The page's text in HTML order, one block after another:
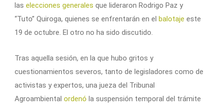
las elecciones generales que lideraron Rodrigo Paz y
“Tuto” Quiroga, quienes se enfrentarán en el balotaje este
19 de octubre. El otro no ha sido discutido.
Tras aquella sesión, en la que hubo gritos y
cuestionamientos severos, tanto de legisladores como de
activistas y expertos, una jueza del Tribunal
Agroambiental ordenó la suspensión temporal del trámite